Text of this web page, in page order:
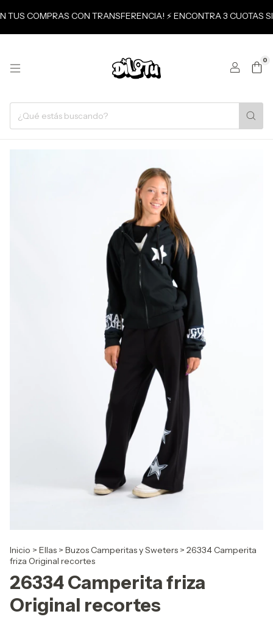
TUS COMPRAS CON TRANSFERENCIA! ⚡ ENCONTRA 3 CUOTAS
0
Inicio > Ellas > Buzos Camperitas y Sweters > 26334 Camperita
friza Original recortes
26334 Camperita friza
Original recortes